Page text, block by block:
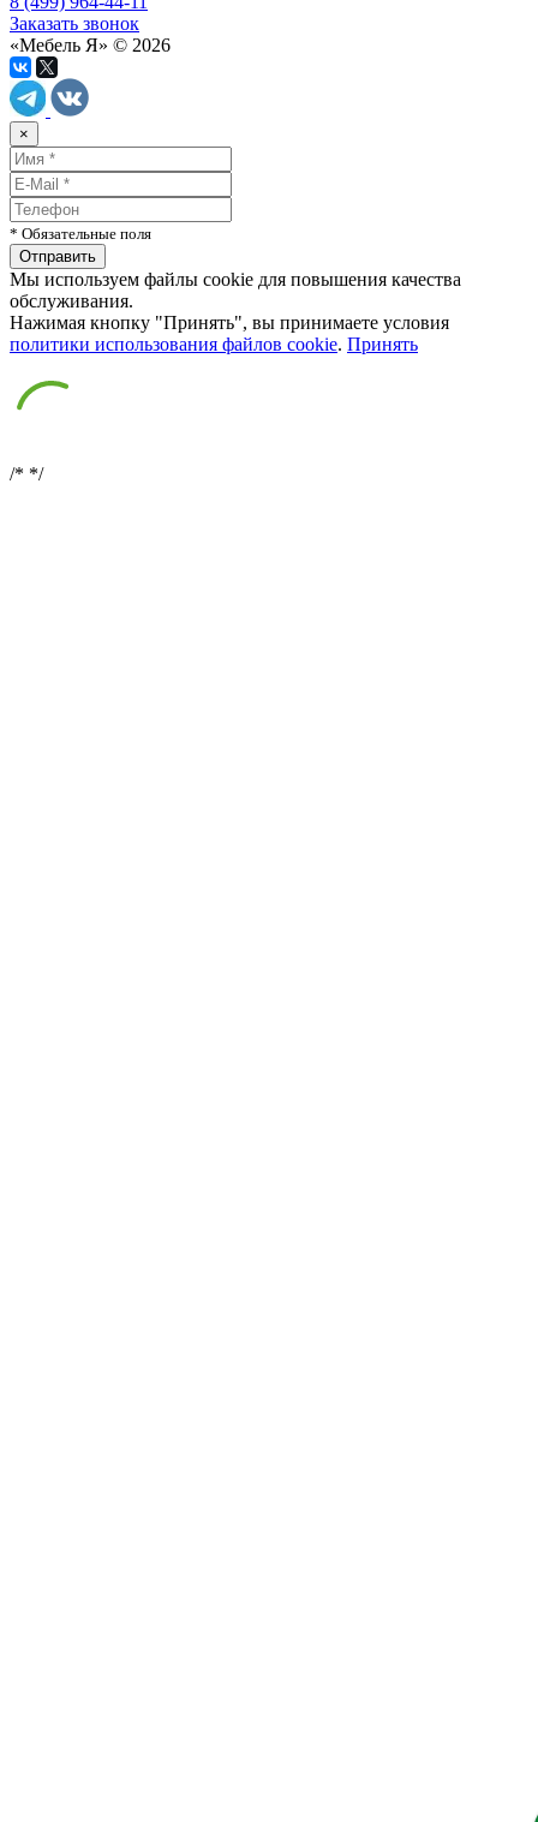
Заказать звонок
«Мебель Я» © 2026
×
* Обязательные поля
Мы используем файлы cookie для повышения качества
обслуживания.
Нажимая кнопку "Принять", вы принимаете условия
политики использования файлов cookie. Принять
/* */